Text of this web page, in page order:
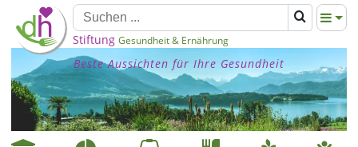
Stiftung Gesundheit & Ernährung
Beste Aussichten für Ihre Gesundheit